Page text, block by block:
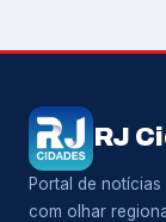
RJ
Portal de notícias
com olhar